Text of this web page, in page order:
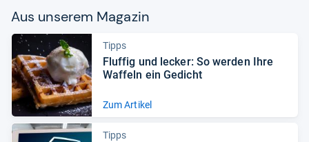
Aus unse­rem Maga­zin
Tipps
Fluf­fig und lecker: So wer­den Ihre
Waf­feln ein Gedicht
Zum Artikel
Tipps